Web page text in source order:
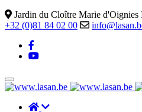
Jardin du Cloître Marie d'Oignies
+32 (0)81 84 02 00